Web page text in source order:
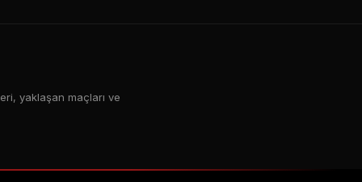
yaklaşan maçları ve